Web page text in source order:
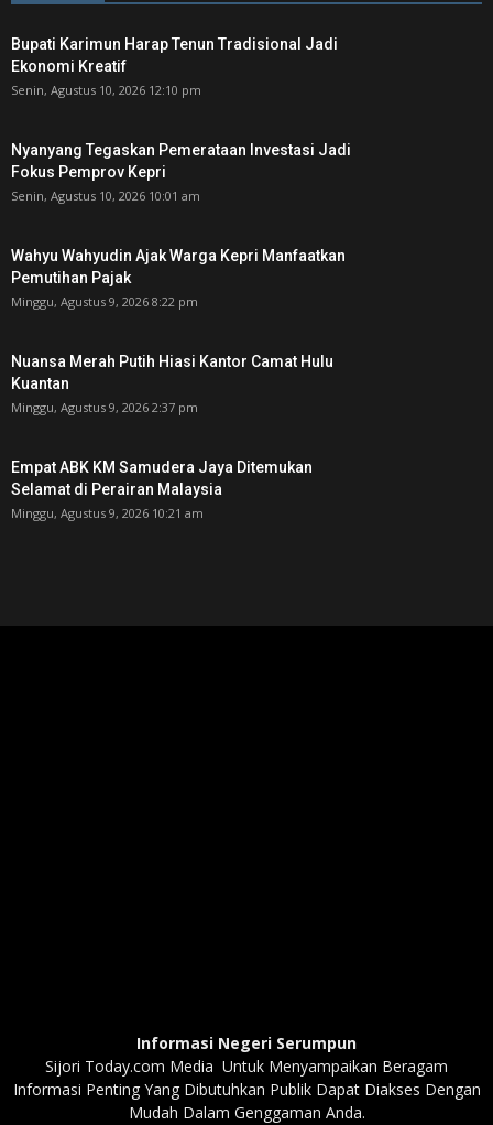
Bupati Karimun Harap Tenun Tradisional Jadi
Ekonomi Kreatif
Senin, Agustus 10, 2026 12:10 pm
Nyanyang Tegaskan Pemerataan Investasi Jadi
Fokus Pemprov Kepri
Senin, Agustus 10, 2026 10:01 am
Wahyu Wahyudin Ajak Warga Kepri Manfaatkan
Pemutihan Pajak
Minggu, Agustus 9, 2026 8:22 pm
Nuansa Merah Putih Hiasi Kantor Camat Hulu
Kuantan
Minggu, Agustus 9, 2026 2:37 pm
Empat ABK KM Samudera Jaya Ditemukan
Selamat di Perairan Malaysia
Minggu, Agustus 9, 2026 10:21 am
Informasi Negeri Serumpun
Sijori Today.com Media Untuk Menyampaikan Beragam
Informasi Penting Yang Dibutuhkan Publik Dapat Diakses Dengan
Mudah Dalam Genggaman Anda.